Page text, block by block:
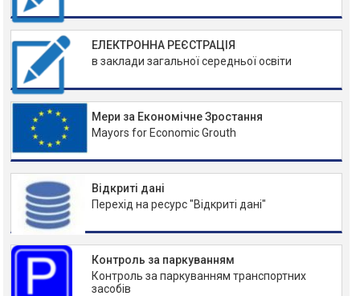
ЕЛЕКТРОННА РЕЄСТРАЦІЯ
в заклади загальної середньої освіти
Мери за Економічне Зростання
Mayors for Economic Grouth
Відкриті дані
Перехід на ресурс "Відкриті дані"
Контроль за паркуванням
Контроль за паркуванням транспортних
засобів